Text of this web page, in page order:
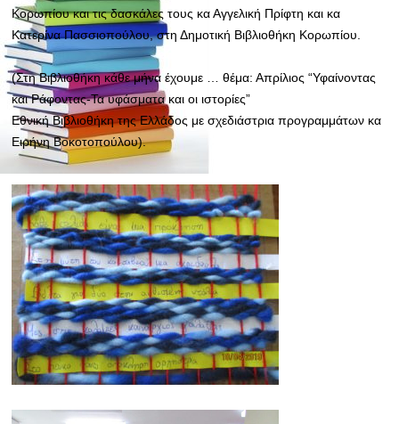
Κορωπίου και τις δασκάλες τους κα Αγγελική Πρίφτη και κα
Κατερίνα Πασσιοπούλου, στη Δημοτική Βιβλιοθήκη Κορωπίου.
(Στη Βιβλιοθήκη κάθε μήνα έχουμε … θέμα: Απρίλιος “Υφαίνοντας
και Ράφοντας-Τα υφάσματα και οι ιστορίες”
Εθνική Βιβλιοθήκη της Ελλάδος με σχεδιάστρια προγραμμάτων κα
Ειρήνη Βοκοτοπούλου).